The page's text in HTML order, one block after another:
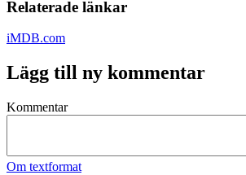
Relaterade länkar
iMDB.com
Lägg till ny kommentar
Kommentar
Om textformat